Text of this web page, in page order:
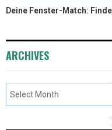
Deine Fenster-Match:
ARCHIVES